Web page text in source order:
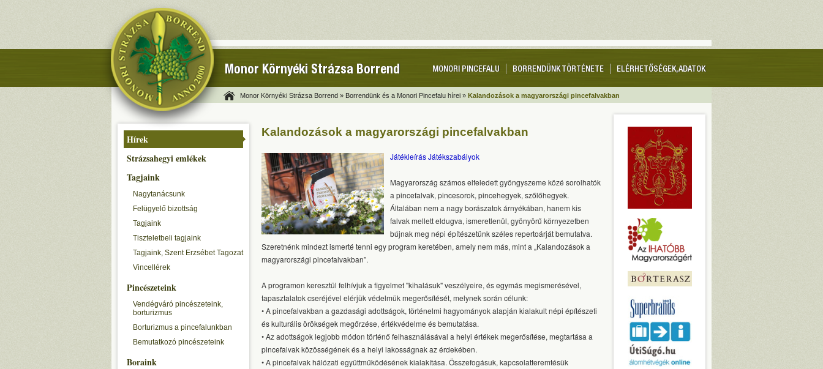
Monor Környéki Strázsa Borrend ELÉRHETŐSÉGEK, ADATOK
BORRENDÜNK TÖRTÉNETE
MONORI PINCEFALU
Monor Környéki Strázsa Borrend » Borrendünk és a Monori Pincefalu hírei » Kalandozások a magyarországi pincefalvakban
Hírek
Strázsahegyi emlékek
Tagjaink
Nagytanácsunk
Felügyelő bizottság
Tagjaink
Tiszteletbeli tagjaink
Tagjaink, Szent Erzsébet Tagozat
Vincellérek
Pincészeteink
Vendégváró pincészeteink,
borturizmus
Borturizmus a pincefalunkban
Bemutatkozó pincészeteink
Boraink
Kalandozások a magyarországi pincefalvakban
Játékleírás Játékszabályok
Magyarország számos elfeledett gyöngyszeme közé sorolhatók
a pincefalvak, pincesorok, pincehegyek, szőlőhegyek.
Általában nem a nagy borászatok árnyékában, hanem kis
falvak mellett eldugva, ismeretlenül, gyönyörű környezetben
bújnak meg népi építészetünk széles repertoárját bemutatva.
Szeretnénk mindezt ismerté tenni egy program keretében, amely nem más, mint a „Kalandozások a
magyarországi pincefalvakban”.
A programon keresztül felhívjuk a figyelmet "kihalásuk" veszélyeire, és egymás megismerésével,
tapasztalatok cseréjével elérjük védelmük megerősítését, melynek során célunk:
• A pincefalvakban a gazdasági adottságok, történelmi hagyományok alapján kialakult népi építészeti
és kulturális örökségek megőrzése, értékvédelme és bemutatása.
• Az adottságok legjobb módon történő felhasználásával a helyi értékek megerősítése, megtartása a
pincefalvak közösségének és a helyi lakosságnak az érdekében.
• A pincefalvak hálózati együttműködésének kialakítása. Összefogásuk, kapcsolatteremtésük